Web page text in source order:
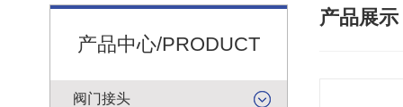
产品中心/PRODUCT
阀门接头
产品展示